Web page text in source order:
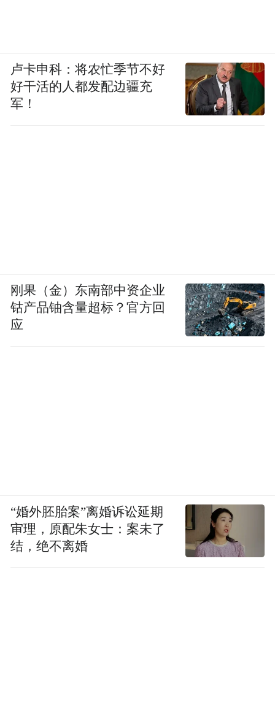
的指导和帮助，文艺晚会有近800多名观众观
看。
卢卡申科：将农忙季节不好
好干活的人都发配边疆充
军！
刚果（金）东南部中资企业
钴产品铀含量超标？官方回
应
“婚外胚胎案”离婚诉讼延期
审理，原配朱女士：案未了
结，绝不离婚